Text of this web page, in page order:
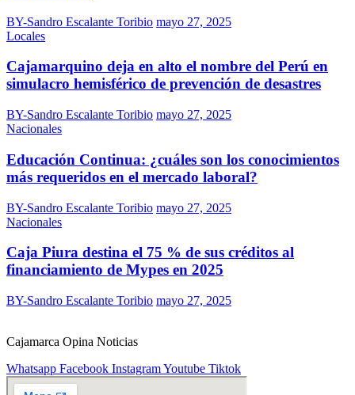
BY-Sandro Escalante Toribio mayo 27, 2025
Locales
Cajamarquino deja en alto el nombre del Perú en
simulacro hemisférico de prevención de desastres
BY-Sandro Escalante Toribio mayo 27, 2025
Nacionales
Educación Continua: ¿cuáles son los conocimientos
más requeridos en el mercado laboral?
BY-Sandro Escalante Toribio mayo 27, 2025
Nacionales
Caja Piura destina el 75 % de sus créditos al
financiamiento de Mypes en 2025
BY-Sandro Escalante Toribio mayo 27, 2025
Cajamarca Opina Noticias
Whatsapp Facebook InstagramYoutube Tiktok